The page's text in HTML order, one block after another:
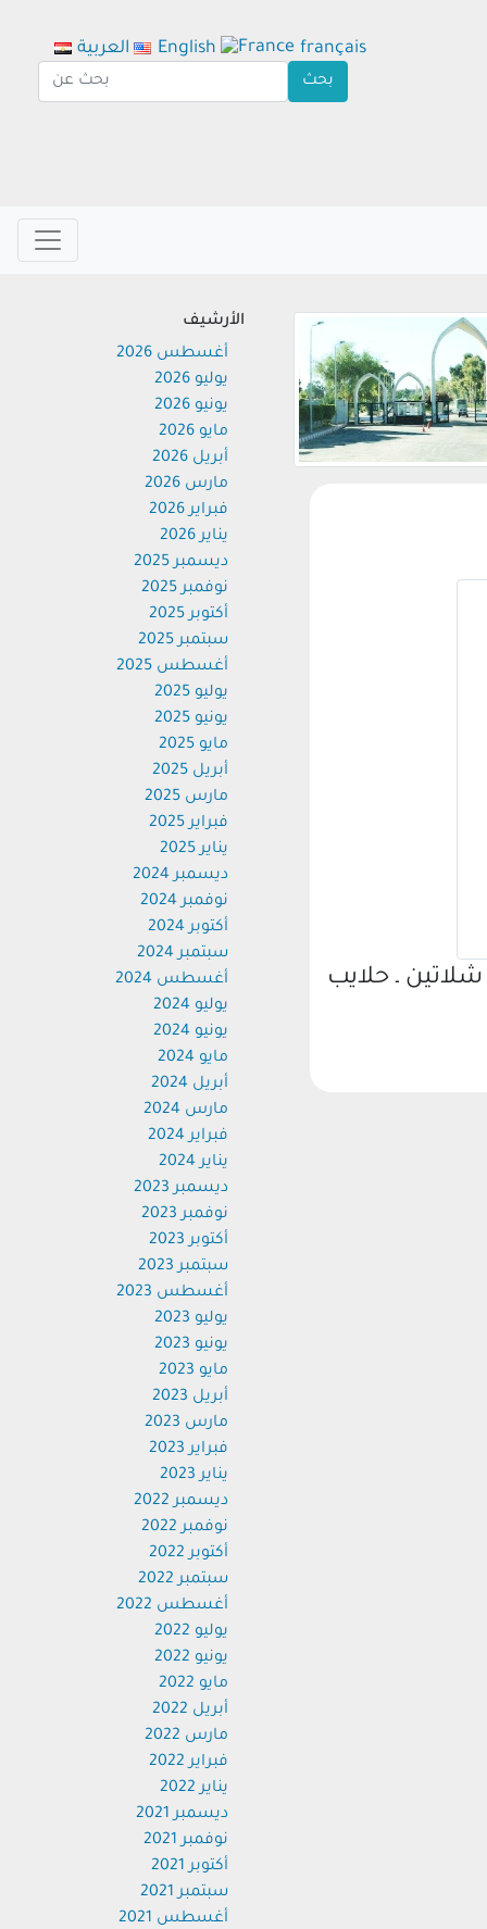
ـ حلايب
الأرشيف
أغسطس 2026
يوليو 2026
يونيو 2026
مايو 2026
أبريل 2026
مارس 2026
فبراير 2026
يناير 2026
ديسمبر 2025
نوفمبر 2025
أكتوبر 2025
سبتمبر 2025
أغسطس 2025
يوليو 2025
يونيو 2025
مايو 2025
أبريل 2025
مارس 2025
فبراير 2025
يناير 2025
ديسمبر 2024
نوفمبر 2024
أكتوبر 2024
سبتمبر 2024
أغسطس 2024
يوليو 2024
يونيو 2024
مايو 2024
أبريل 2024
مارس 2024
فبراير 2024
يناير 2024
ديسمبر 2023
نوفمبر 2023
أكتوبر 2023
سبتمبر 2023
أغسطس 2023
يوليو 2023
يونيو 2023
مايو 2023
أبريل 2023
مارس 2023
فبراير 2023
يناير 2023
ديسمبر 2022
نوفمبر 2022
أكتوبر 2022
سبتمبر 2022
أغسطس 2022
يوليو 2022
يونيو 2022
مايو 2022
أبريل 2022
مارس 2022
فبراير 2022
يناير 2022
ديسمبر 2021
نوفمبر 2021
أكتوبر 2021
سبتمبر 2021
أغسطس 2021
العربية English français